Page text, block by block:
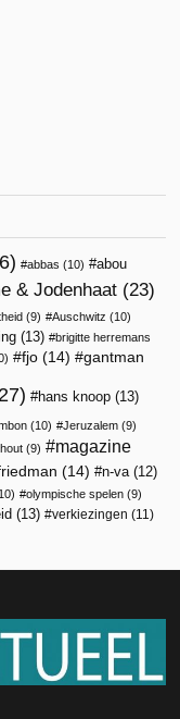
abbas (10)
abou
& Jodenhaat (23)
(9) Auschwitz (10)
(13)
brigitte herremans
fjo (14) gantman
hans knoop (13)
(10) Jeruzalem (9)
(9)
magazine
(14) n-va(12)
olympische spelen (9)
(13) verkiezingen (11)